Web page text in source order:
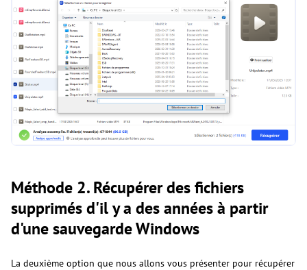
Méthode 2. Récupérer des fichiers
supprimés d'il y a des années à partir
d'une sauvegarde Windows
La deuxième option que nous allons vous présenter pour récupérer